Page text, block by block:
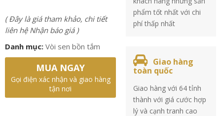
( Đây là giá tham khảo, chi tiết
liên hệ Nhận báo giá )
Danh mục: Vòi sen bồn tắm
MUA NGAY
Gọi điện xác nhận và giao hàng
tận nơi
phẩm tốt nhất với chi
phí thấp nhất
Giao hàng
toàn quốc
Giao hàng với 64 tỉnh
thành với giá cước hợp
lý và cạnh tranh cao